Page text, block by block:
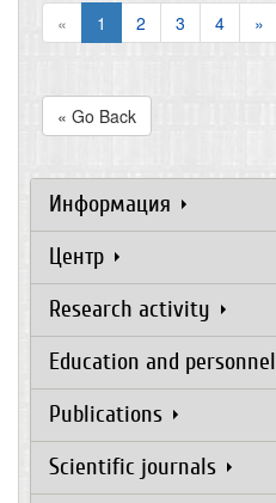
« 1 2 3 4 »
« Go Back
Информация
Центр
Research activity
Education and personnel
Publications
Scientific journals